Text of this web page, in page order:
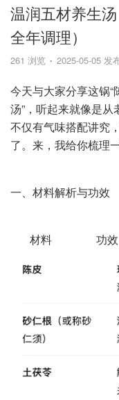
温润五材养生
全年调理）
261 浏览 2025-05-05 发
今天与大家分享这锅
汤”，听起来就像是
不仅有气味搭配讲究
了。来，我给你梳理
一、材料解析与功效
材料 功